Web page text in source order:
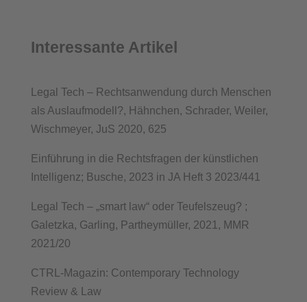
Interessante Artikel
Legal Tech – Rechtsanwendung durch Menschen
als Auslaufmodell?, Hähnchen, Schrader, Weiler,
Wischmeyer, JuS 2020, 625
Einführung in die Rechtsfragen der künstlichen
Intelligenz; Busche, 2023 in JA Heft 3 2023/441
Legal Tech – „smart law“ oder Teufelszeug? ;
Galetzka, Garling, Partheymüller, 2021, MMR
2021/20
CTRL-Magazin: Contemporary Technology
Review & Law